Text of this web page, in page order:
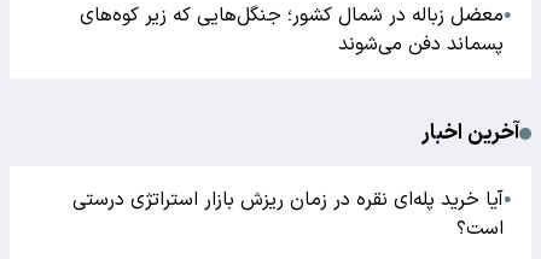
●معضل زباله در شمال کشور؛ جنگل‌هایی که زیر کوه‌های
پسماند دفن می‌شوند
آخرین اخبار
●آیا خرید پله‌ای نقره در زمان ریزش بازار استراتژی درستی
است؟